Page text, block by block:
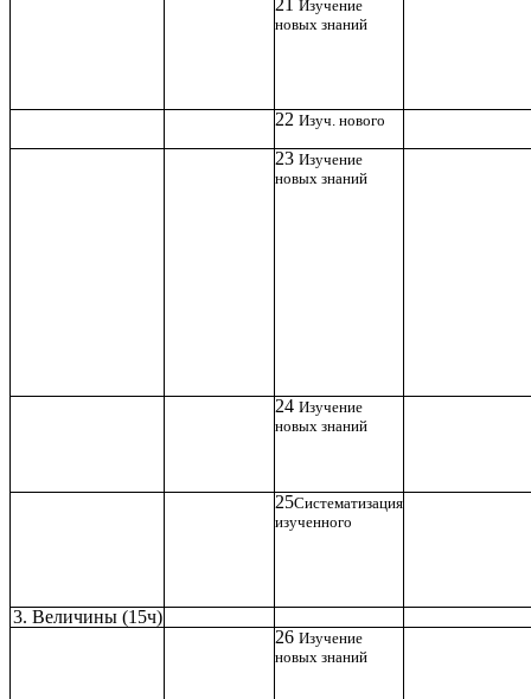
Изучение
новых знаний
22 Изуч. нового
23 Изучение
новых знаний
24 Изучение
новых знаний
25Систематизация
изученного
3. Величины (15ч)
26 Изучение
новых знаний